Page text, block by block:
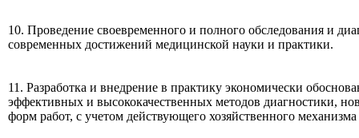
10. Проведение своевременного и полного обследования и
современных достижений медицинской науки и практики.
11. Разработка и внедрение в практику экономически
эффективных и высококачественных методов диагностики,
форм работ, с учетом действующего хозяйственного